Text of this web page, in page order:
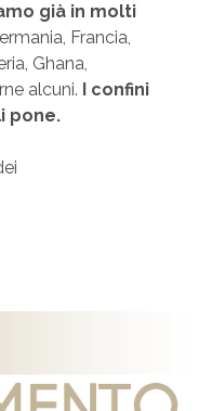
già in molti
Francia,
Ghana,
alcuni.
I confini
pone.